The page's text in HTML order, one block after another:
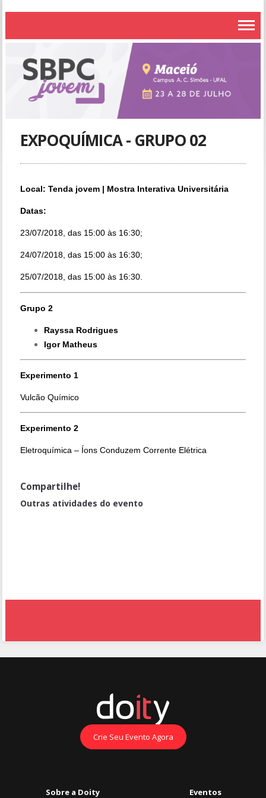
EXPOQUÍMICA - GRUPO 02
Local: Tenda jovem | Mostra Interativa Universitária
Datas:
23/07/2018, das 15:00 às 16:30;
24/07/2018, das 15:00 às 16:30;
25/07/2018, das 15:00 às 16:30.
Grupo 2
Rayssa Rodrigues
Igor Matheus
Experimento 1
Vulcão Químico
Experimento 2
Eletroquímica – Íons Conduzem Corrente Elétrica
Compartilhe!
Outras atividades do evento
Crie Seu Evento Agora
Sobre a Doity Eventos